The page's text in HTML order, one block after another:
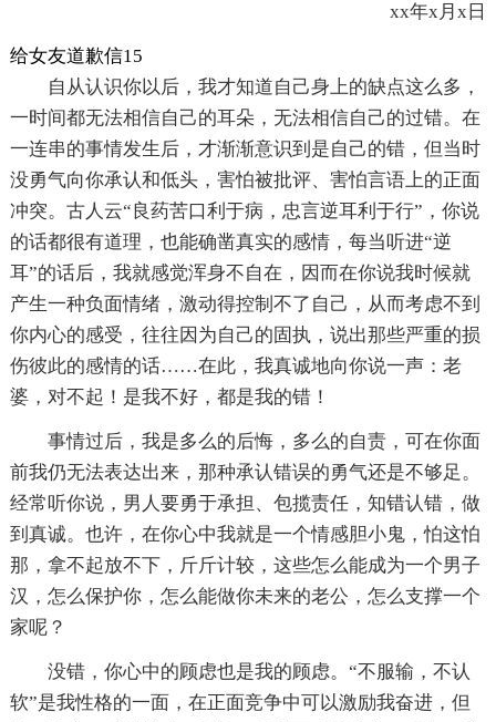
xx年x月x日
给女友道歉信15
自从认识你以后，我才知道自己身上的缺点这么多，
一时间都无法相信自己的耳朵，无法相信自己的过错。在
一连串的事情发生后，才渐渐意识到是自己的错，但当时
没勇气向你承认和低头，害怕被批评、害怕言语上的正面
冲突。古人云“良药苦口利于病，忠言逆耳利于行”，你说
的话都很有道理，也能确凿真实的感情，每当听进“逆
耳”的话后，我就感觉浑身不自在，因而在你说我时候就
产生一种负面情绪，激动得控制不了自己，从而考虑不到
你内心的感受，往往因为自己的固执，说出那些严重的损
伤彼此的感情的话……在此，我真诚地向你说一声：老
婆，对不起！是我不好，都是我的错！
事情过后，我是多么的后悔，多么的自责，可在你面
前我仍无法表达出来，那种承认错误的勇气还是不够足。
经常听你说，男人要勇于承担、包揽责任，知错认错，做
到真诚。也许，在你心中我就是一个情感胆小鬼，怕这怕
那，拿不起放不下，斤斤计较，这些怎么能成为一个男子
汉，怎么保护你，怎么能做你未来的老公，怎么支撑一个
家呢？
没错，你心中的顾虑也是我的顾虑。“不服输，不认
软”是我性格的一面，在正面竞争中可以激励我奋进，但